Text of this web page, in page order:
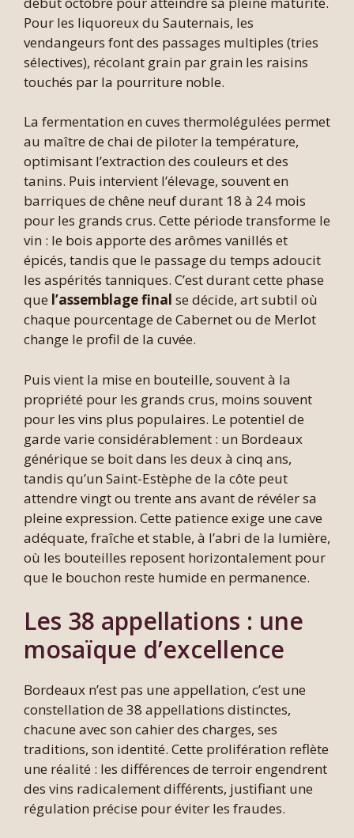
Pour les liquoreux du Sauternais, les
vendangeurs font des passages multiples (tries
sélectives), récolant grain par grain les raisins
touchés par la pourriture noble.
La fermentation en cuves thermolégulées permet
au maître de chai de piloter la température,
optimisant l’extraction des couleurs et des
tanins. Puis intervient l’élevage, souvent en
barriques de chêne neuf durant 18 à 24 mois
pour les grands crus. Cette période transforme le
vin : le bois apporte des arômes vanillés et
épicés, tandis que le passage du temps adoucit
les aspérités tanniques. C’est durant cette phase
que l’assemblage final se décide, art subtil où
chaque pourcentage de Cabernet ou de Merlot
change le profil de la cuvée.
Puis vient la mise en bouteille, souvent à la
propriété pour les grands crus, moins souvent
pour les vins plus populaires. Le potentiel de
garde varie considérablement : un Bordeaux
générique se boit dans les deux à cinq ans,
tandis qu’un Saint-Estèphe de la côte peut
attendre vingt ou trente ans avant de révéler sa
pleine expression. Cette patience exige une cave
adéquate, fraîche et stable, à l’abri de la lumière,
où les bouteilles reposent horizontalement pour
que le bouchon reste humide en permanence.
Les 38 appellations : une
mosaïque d’excellence
Bordeaux n’est pas une appellation, c’est une
constellation de 38 appellations distinctes,
chacune avec son cahier des charges, ses
traditions, son identité. Cette prolifération reflète
une réalité : les différences de terroir engendrent
des vins radicalement différents, justifiant une
régulation précise pour éviter les fraudes.